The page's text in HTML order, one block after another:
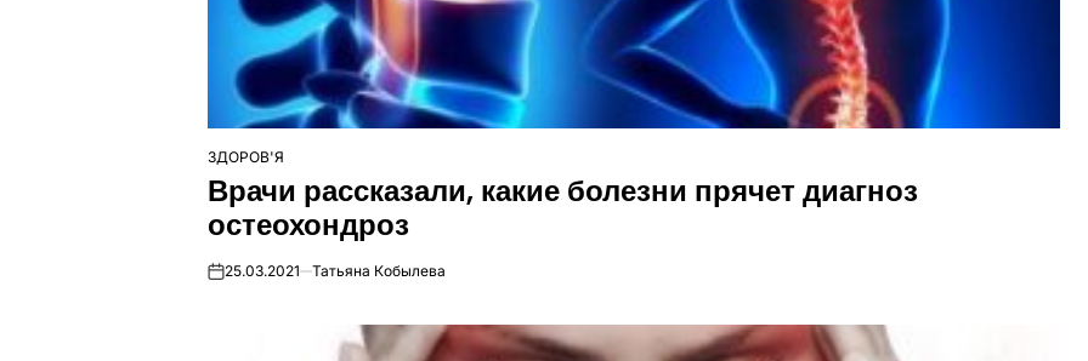
ОПУБЛІКУВАТИ
У
ЗДОРОВ'Я
Врачи рассказали, какие болезни прячет диагноз
остеохондроз
on25.03.2021 Татьяна Кобылева